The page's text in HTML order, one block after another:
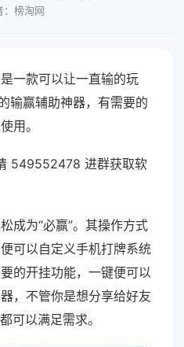
：榜淘网
一款可以让一直输的玩
输赢辅助神器，有需要的
用。
549552478 进群获取软
成为“必赢”。其操作方式
可以自定义手机打牌系统
的开挂功能，一键便可以
，不管你是想分享给好友
可以满足需求。